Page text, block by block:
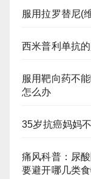
服用拉罗替尼(
西米普利单抗
服用靶向药不
怎么办
35岁抗癌妈妈
痛风科普：尿
要避开哪几类食